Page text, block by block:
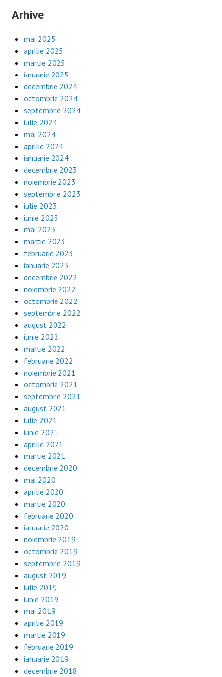
Arhive
mai 2025
aprilie 2025
martie 2025
ianuarie 2025
decembrie 2024
octombrie 2024
septembrie 2024
iulie 2024
mai 2024
aprilie 2024
ianuarie 2024
decembrie 2023
noiembrie 2023
septembrie 2023
iulie 2023
iunie 2023
mai 2023
martie 2023
februarie 2023
ianuarie 2023
decembrie 2022
noiembrie 2022
octombrie 2022
septembrie 2022
august 2022
iunie 2022
martie 2022
februarie 2022
noiembrie 2021
octombrie 2021
septembrie 2021
august 2021
iulie 2021
iunie 2021
aprilie 2021
martie 2021
decembrie 2020
mai 2020
aprilie 2020
martie 2020
februarie 2020
ianuarie 2020
noiembrie 2019
octombrie 2019
septembrie 2019
august 2019
iulie 2019
iunie 2019
mai 2019
aprilie 2019
martie 2019
februarie 2019
ianuarie 2019
decembrie 2018